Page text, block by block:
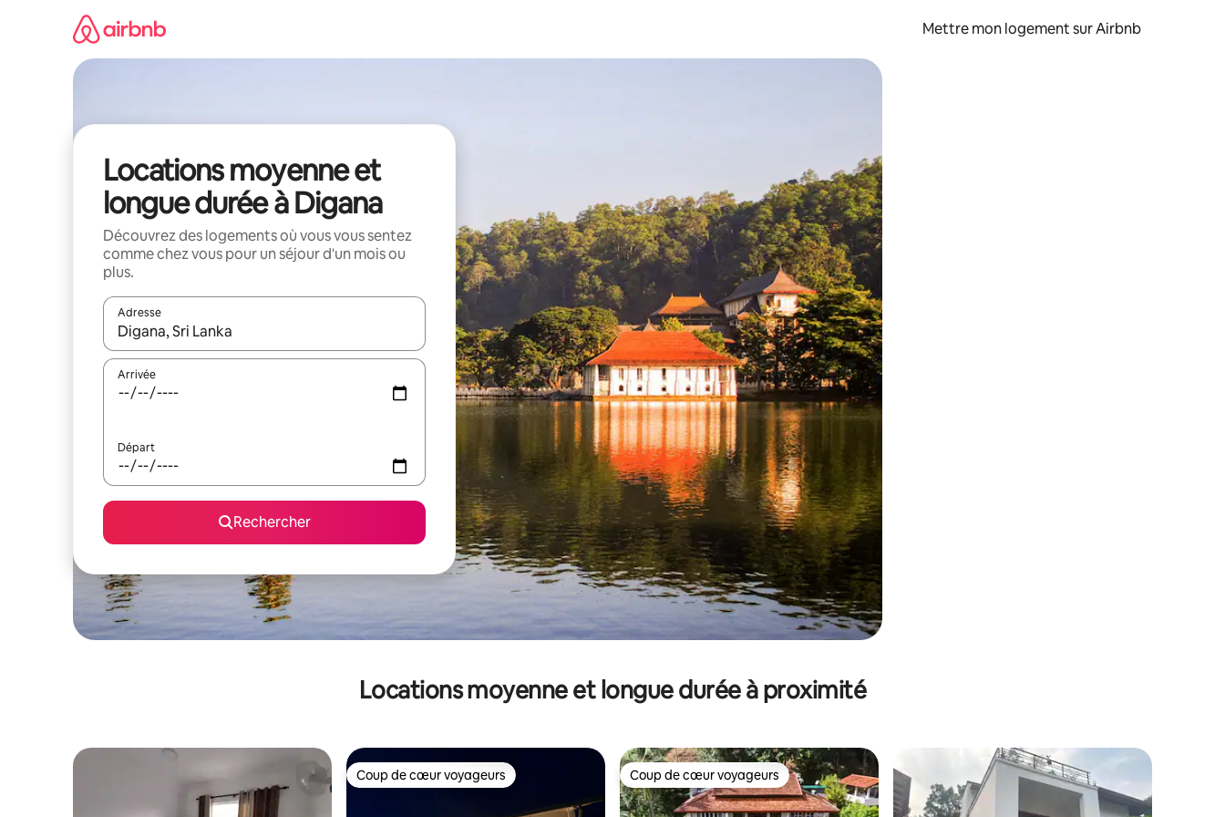
Mettre mon logement sur Airbnb
Locations moyenne et
longue durée à Digana
Découvrez des logements où vous vous sentez
comme chez vous pour un séjour d'un mois ou
plus.
Adresse
Lorsque les résultats s'affichent, utilisez les flèches vers le haut et vers le bas pour les parcourir ou en appuyant et en faisant glisser.
Arrivée
Départ
Rechercher
Locations moyenne et longue durée à proximité
Coup de cœur voyageurs
Coup de cœur voyageurs Coup de cœur voyageurs
Coup de cœur voyageurs